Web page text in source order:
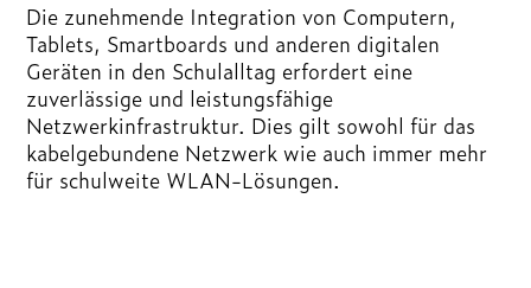
Die zunehmende Integration von Computern,
Tablets, Smartboards und anderen digitalen
Geräten in den Schulalltag erfordert eine
zuverlässige und leistungsfähige
Netzwerkinfrastruktur. Dies gilt sowohl für das
kabelgebundene Netzwerk wie auch immer mehr
für schulweite WLAN-Lösungen.